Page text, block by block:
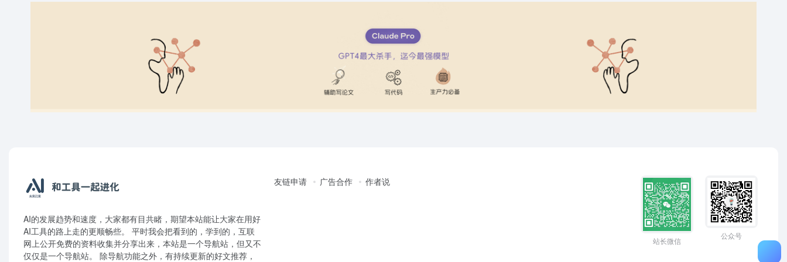
AI的发展趋势和速度，大家都有目共睹，期望本站能让大家在用好
AI工具的路上走的更顺畅些。 平时我会把看到的，学到的，互联
网上公开免费的资料收集并分享出来，本站是一个导航站，但又不
仅仅是一个导航站。 除导航功能之外，有持续更新的好文推荐，
友链申请 广告合作 作者说
站长微信
公众号